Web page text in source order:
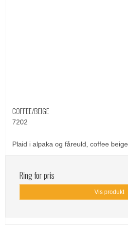
COFFEE/BEIGE
7202
Plaid i alpaka og fåreuld, coffee beige
Ring for pris
Vis produkt